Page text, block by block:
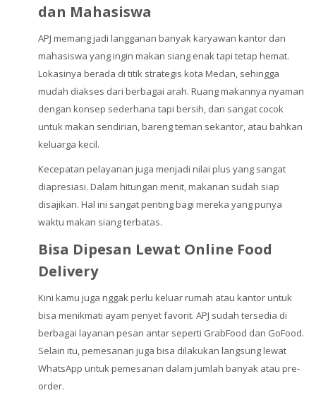
dan Mahasiswa
APJ memang jadi langganan banyak karyawan kantor dan
mahasiswa yang ingin makan siang enak tapi tetap hemat.
Lokasinya berada di titik strategis kota Medan, sehingga
mudah diakses dari berbagai arah. Ruang makannya nyaman
dengan konsep sederhana tapi bersih, dan sangat cocok
untuk makan sendirian, bareng teman sekantor, atau bahkan
keluarga kecil.
Kecepatan pelayanan juga menjadi nilai plus yang sangat
diapresiasi. Dalam hitungan menit, makanan sudah siap
disajikan. Hal ini sangat penting bagi mereka yang punya
waktu makan siang terbatas.
Bisa Dipesan Lewat Online Food
Delivery
Kini kamu juga nggak perlu keluar rumah atau kantor untuk
bisa menikmati ayam penyet favorit. APJ sudah tersedia di
berbagai layanan pesan antar seperti GrabFood dan GoFood.
Selain itu, pemesanan juga bisa dilakukan langsung lewat
WhatsApp untuk pemesanan dalam jumlah banyak atau pre-
order.